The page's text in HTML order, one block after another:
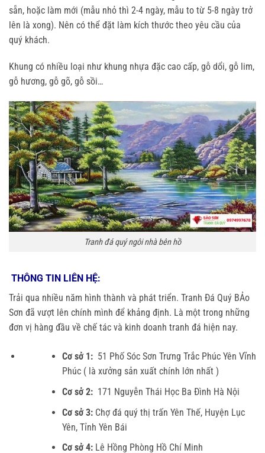
sẵn, hoặc làm mới (mẫu nhỏ thì 2-4 ngày, mẫu to từ 5-8 ngày trở
lên là xong). Nên có thể đặt làm kích thước theo yêu cầu của
quý khách.
Khung có nhiều loại như khung nhựa đặc cao cấp, gỗ dổi, gỗ lim,
gỗ hương, gỗ gõ, gỗ sồi…
Tranh đá quý ngôi nhà bên hồ
THÔNG TIN LIÊN HỆ:
Trải qua nhiều năm hình thành và phát triển. Tranh Đá Quý BẢo
Sơn đã vượt lên chính mình để khảng định. Là một trong những
đơn vị hàng đầu về chế tác và kinh doanh tranh đá hiện nay.
Cơ sở 1:51 Phố Sóc Sơn Trưng Trắc Phúc Yên Vĩnh
Phúc ( là xưởng sản xuất chính lớn nhất )
Cơ sở 2:171 Nguyễn Thái Học Ba Đình Hà Nội
Cơ sở 3:Chợ đá quý thị trấn Yên Thế, Huyện Lục
Yên, Tỉnh Yên Bái
Cơ sở 4:Lê Hồng Phòng Hồ Chí Minh